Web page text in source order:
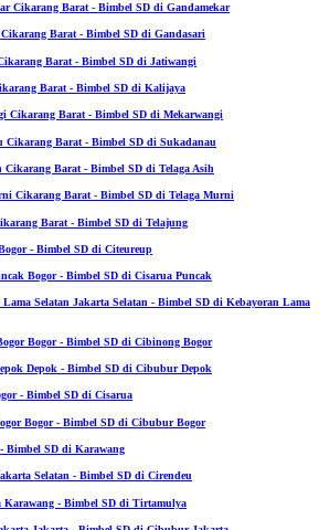
Cikarang Barat - Bimbel SD di Gandamekar
Barat - Bimbel SD di Gandasari
Barat - Bimbel SD di Jatiwangi
Barat - Bimbel SD di Kalijaya
Cikarang Barat - Bimbel SD di Mekarwangi
Cikarang Barat - Bimbel SD di Sukadanau
Cikarang Barat - Bimbel SD di Telaga Asih
Cikarang Barat - Bimbel SD di Telaga Murni
Barat - Bimbel SD di Telajung
- Bimbel SD di Citeureup
Bogor - Bimbel SD di Cisarua Puncak
Selatan Jakarta Selatan - Bimbel SD di Kebayoran Lama
Bogor - Bimbel SD di Cibinong Bogor
Depok - Bimbel SD di Cibubur Depok
- Bimbel SD di Cisarua
Bogor - Bimbel SD di Cibubur Bogor
Bimbel SD di Karawang
Selatan - Bimbel SD di Cirendeu
Karawang - Bimbel SD di Tirtamulya